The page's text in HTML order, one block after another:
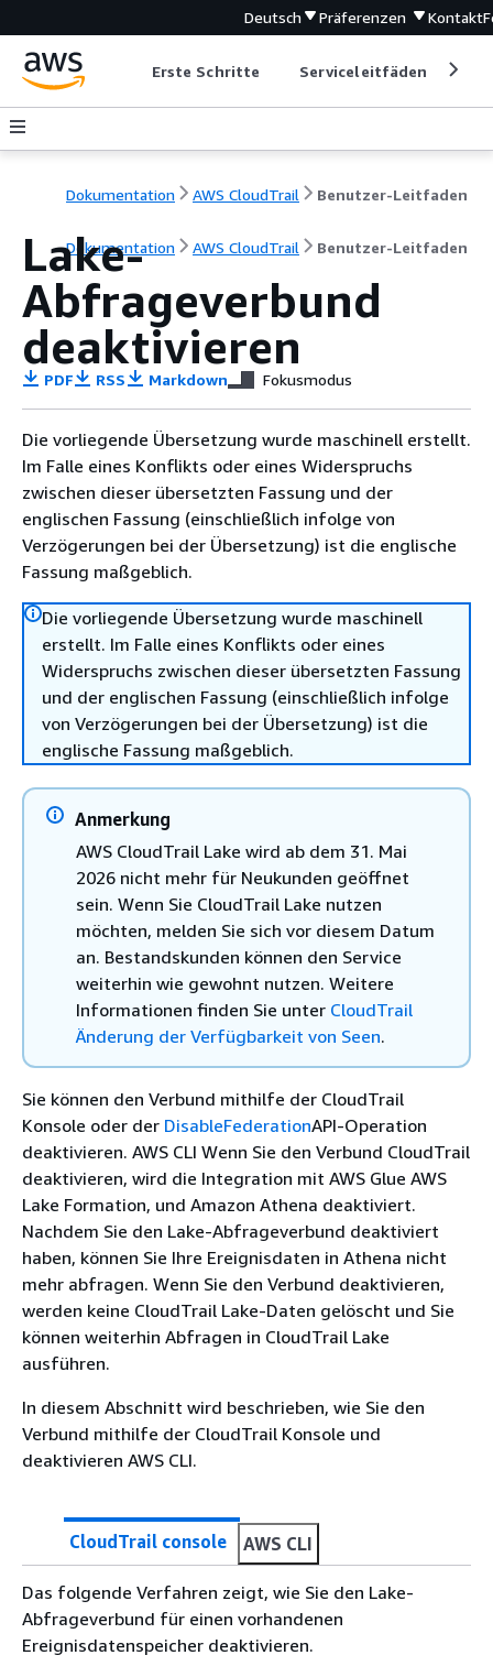
Deutsch Präferenzen Kontakt
Erste Schritte Serviceleitfäden
Dokumentation AWS CloudTrail Benutzer-Leitfaden
Dokumentation AWS CloudTrail Benutzer-Leitfaden
Lake-
Abfrageverbund
deaktivieren
PDF RSS Markdown Fokusmodus
Die vorliegende Übersetzung wurde maschinell erstellt.
Im Falle eines Konflikts oder eines Widerspruchs
zwischen dieser übersetzten Fassung und der
englischen Fassung (einschließlich infolge von
Verzögerungen bei der Übersetzung) ist die englische
Fassung maßgeblich.
Die vorliegende Übersetzung wurde maschinell
erstellt. Im Falle eines Konflikts oder eines
Widerspruchs zwischen dieser übersetzten Fassung
und der englischen Fassung (einschließlich infolge
von Verzögerungen bei der Übersetzung) ist die
englische Fassung maßgeblich.
Anmerkung
AWS CloudTrail Lake wird ab dem 31. Mai
2026 nicht mehr für Neukunden geöffnet
sein. Wenn Sie CloudTrail Lake nutzen
möchten, melden Sie sich vor diesem Datum
an. Bestandskunden können den Service
weiterhin wie gewohnt nutzen. Weitere
Informationen finden Sie unter CloudTrail
Änderung der Verfügbarkeit von Seen.
Sie können den Verbund mithilfe der CloudTrail
Konsole oder der DisableFederationAPI-Operation
deaktivieren. AWS CLI Wenn Sie den Verbund CloudTrail
deaktivieren, wird die Integration mit AWS Glue AWS
Lake Formation, und Amazon Athena deaktiviert.
Nachdem Sie den Lake-Abfrageverbund deaktiviert
haben, können Sie Ihre Ereignisdaten in Athena nicht
mehr abfragen. Wenn Sie den Verbund deaktivieren,
werden keine CloudTrail Lake-Daten gelöscht und Sie
können weiterhin Abfragen in CloudTrail Lake
ausführen.
In diesem Abschnitt wird beschrieben, wie Sie den
Verbund mithilfe der CloudTrail Konsole und
deaktivieren AWS CLI.
CloudTrail console AWS CLI
Das folgende Verfahren zeigt, wie Sie den Lake-
Abfrageverbund für einen vorhandenen
Ereignisdatenspeicher deaktivieren.